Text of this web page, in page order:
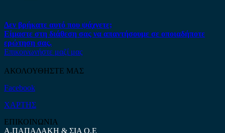
Δεν βρήκατε αυτό που ψάχνετε;
Είμαστε στη διάθεση σας να απαντήσουμε σε οποιαδήποτε
ερώτηση σας.
Επικοινωνήστε μαζί μας
ΑΚΟΛΟΥΘΗΣΤΕ ΜΑΣ
Facebook
ΧΑΡΤΗΣ
ΕΠΙΚΟΙΝΩΝΙΑ
Α.ΠΑΠΑΔΑΚΗ & ΣΙΑ Ο.Ε